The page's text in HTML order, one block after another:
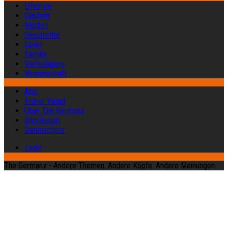
Lifestyle
Glauben
Medien
Geschichte
Sport
Familie
Verteidigung
Wissenschaft
Abo
Früher Vogel
Über The Germanz
Impressum
Datenschutz
Login
The Germanz - Andere Themen. Andere Köpfe. Andere Meinungen.